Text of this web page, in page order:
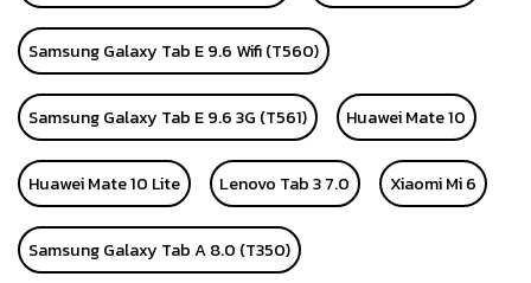
Samsung Galaxy Tab E 9.6 Wifi (T560)
Samsung Galaxy Tab E 9.6 3G (T561) Huawei Mate 10
Huawei Mate 10 Lite Lenovo Tab 3 7.0 Xiaomi Mi 6
Samsung Galaxy Tab A 8.0 (T350)